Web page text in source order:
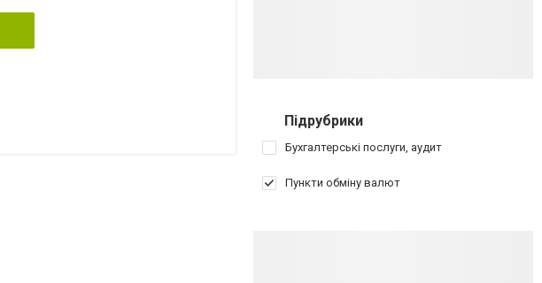
Підрубрики
Бухгалтерські послуги, аудит
Пункти обміну валют